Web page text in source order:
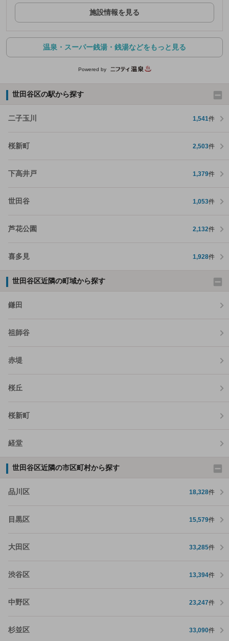
施設情報を見る
温泉・スーパー銭湯・銭湯などをもっと見る
Powered by
世田谷区の駅から探す
二子玉川 1,541件
桜新町 2,503件
下高井戸 1,379件
世田谷 1,053件
芦花公園 2,132件
喜多見 1,928件
世田谷区近隣の町域から探す
鎌田
祖師谷
赤堤
桜丘
桜新町
経堂
世田谷区近隣の市区町村から探す
品川区 18,328件
目黒区 15,579件
大田区 33,285件
渋谷区 13,394件
中野区 23,247件
杉並区 33,090件